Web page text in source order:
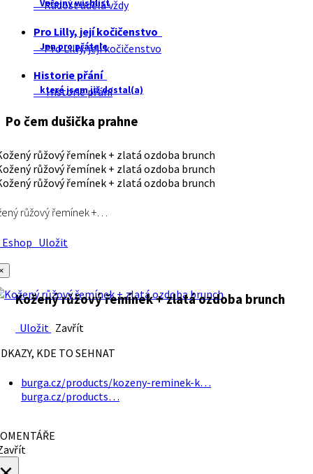
Veřejný wishlist
Radost udělá vždy
Pro Lilly, její kočičenstvo
Jen pro přátele
Pro Lilly, její kočičenstvo
Historie přání
které jsem již dostal(a)
Historie přání
Po čem dušička prahne
růžový řemínek +…
Uložit
Kožený růžový řemínek + zlatá ozdoba brunch
Uložit Zavřít
KDE TO SEHNAT
burga.cz/products/kozeny-reminek-k…
burga.cz/products…